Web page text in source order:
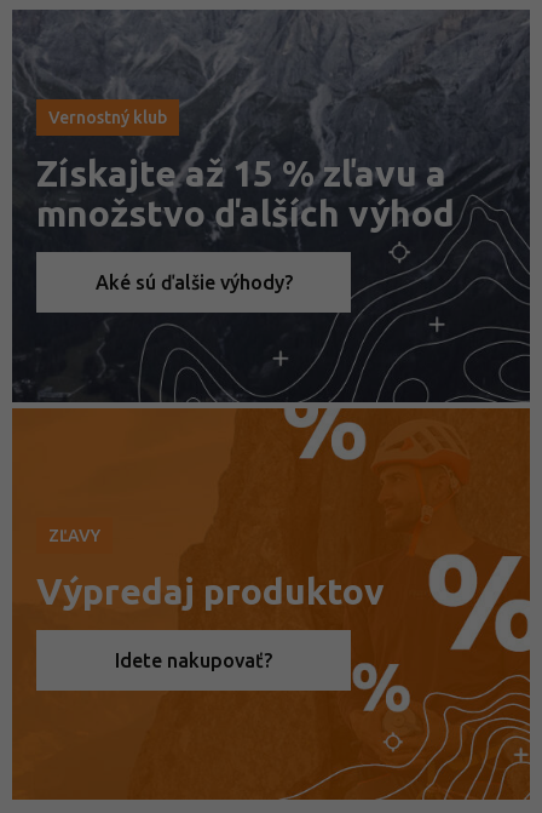
Vernostný klub
Získajte až 15 % zľavu a
množstvo ďalších výhod
Aké sú ďalšie výhody?
ZĽAVY
Výpredaj produktov
Idete nakupovať?